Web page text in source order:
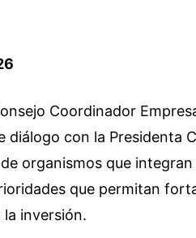
Coordinador
diálogo con la Presidenta
organismos que
que permitan
inversión.